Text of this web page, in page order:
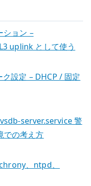
ション –
uplink として使う
設定 – DHCP / 固定
server.service 警
での考え方
、ntpd、